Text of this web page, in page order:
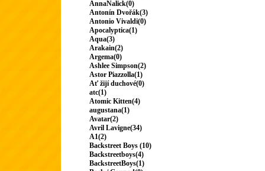
AnnaNalick(0)
Antonín Dvořák(3)
Antonio Vivaldi(0)
Apocalyptica(1)
Aqua(3)
Arakain(2)
Argema(0)
Ashlee Simpson(2)
Astor Piazzolla(1)
Ať žijí duchové(0)
atc(1)
Atomic Kitten(4)
augustana(1)
Avatar(2)
Avril Lavigne(34)
A1(2)
Backstreet Boys (10)
Backstreetboys(4)
BackstreetBoys(1)